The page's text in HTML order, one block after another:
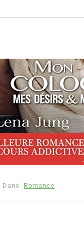
Dans Romance